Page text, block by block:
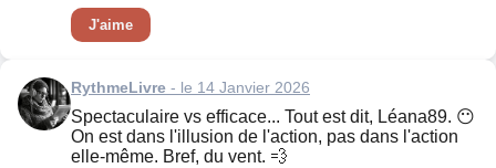
J'aime
RythmeLivre - le 14 Janvier 2026
Spectaculaire vs efficace... Tout est dit, Léana89. 😶
On est dans l'illusion de l'action, pas dans l'action
elle-même. Bref, du vent. 💨